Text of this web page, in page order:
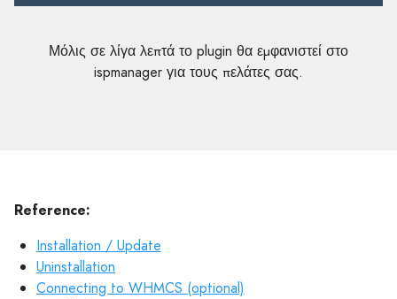
Μόλις σε λίγα λεπτά το plugin θα εμφανιστεί στο
ispmanager για τους πελάτες σας.
Reference:
Installation / Update
Uninstallation
Connecting to WHMCS (optional)